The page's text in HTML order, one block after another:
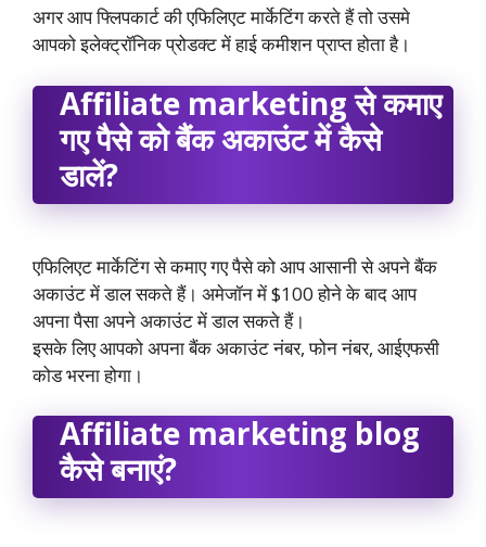
अगर आप फ्लिपकार्ट की एफिलिएट मार्केटिंग करते हैं तो उसमे
आपको इलेक्ट्रॉनिक प्रोडक्ट में हाई कमीशन प्राप्त होता है।
Affiliate marketing से कमाए
गए पैसे को बैंक अकाउंट में कैसे
डालें?
एफिलिएट मार्केटिंग से कमाए गए पैसे को आप आसानी से अपने बैंक
अकाउंट में डाल सकते हैं। अमेजॉन में $100 होने के बाद आप
अपना पैसा अपने अकाउंट में डाल सकते हैं।
इसके लिए आपको अपना बैंक अकाउंट नंबर, फोन नंबर, आईएफसी
कोड भरना होगा।
Affiliate marketing blog
कैसे बनाएं?